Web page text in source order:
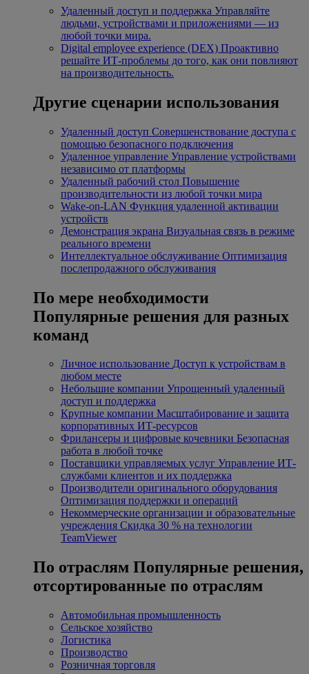
Удаленный доступ и поддержка Управляйте
людьми, устройствами и приложениями — из
любой точки мира.
Digital employee experience (DEX) Проактивно
решайте ИТ-проблемы до того, как они повлияют
на производительность.
Другие сценарии использования
Удаленный доступ Совершенствование доступа с
помощью безопасного подключения
Удаленное управление Управление устройствами
независимо от платформы
Удаленный рабочий стол Повышение
производительности из любой точки мира
Wake-on-LAN Функция удаленной активации
устройств
Демонстрация экрана Визуальная связь в режиме
реального времени
Интеллектуальное обслуживание Оптимизация
послепродажного обслуживания
По мере необходимости
Популярные решения для разных
команд
Личное использование Доступ к устройствам в
любом месте
Небольшие компании Упрощенный удаленный
доступ и поддержка
Крупные компании Масштабирование и защита
корпоративных ИТ-ресурсов
Фрилансеры и цифровые кочевники Безопасная
работа в любой точке
Поставщики управляемых услуг Управление ИТ-
службами клиентов и их поддержка
Производители оригинального оборудования
Оптимизация поддержки и операций
Некоммерческие организации и образовательные
учреждения Скидка 30 % на технологии
TeamViewer
По отраслям Популярные решения,
отсортированные по отраслям
Автомобильная промышленность
Сельское хозяйство
Логистика
Производство
Розничная торговля